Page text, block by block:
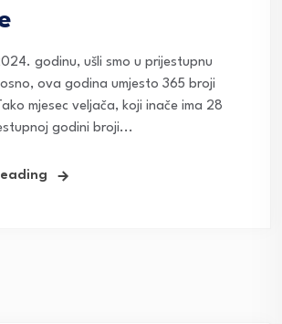
godinu, ušli smo u prijestupnu
ova godina umjesto 365 broji
mjesec veljača, koji inače ima 28
godini broji...